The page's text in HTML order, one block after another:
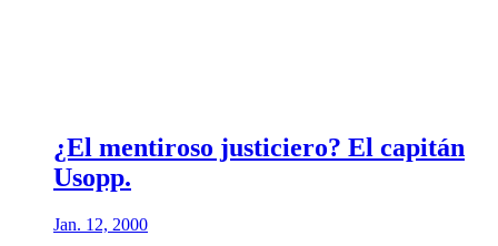
¿El mentiroso justiciero? El capitán
Usopp.
Jan. 12, 2000